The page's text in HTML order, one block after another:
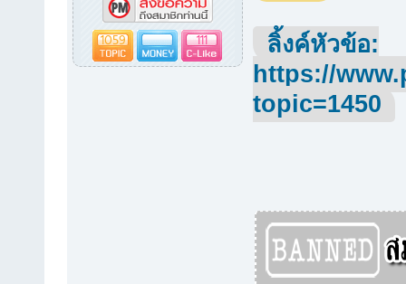
1059 111
ลิ้งค์หัวข้อ:
https://
topic=1450